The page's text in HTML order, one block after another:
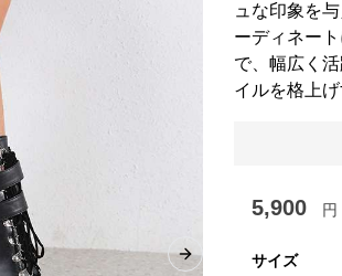
Next slide
ュな印象を
ーディネー
で、幅広く
イルを格上げ
5,900 円
サイズ